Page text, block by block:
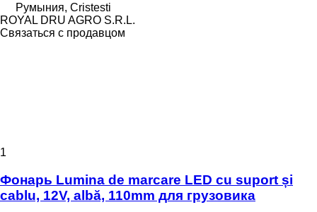
Румыния, Cristesti
ROYAL DRU AGRO S.R.L.
Связаться с продавцом
1
Фонарь Lumina de marcare LED cu suport și
cablu, 12V, albă, 110mm для грузовика